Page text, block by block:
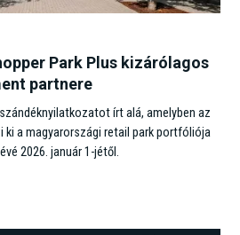
Park Plus kizárólagos
partnere
írt alá, amelyben az
ki a magyarországi retail park portfóliója
2026. január 1-jétől.